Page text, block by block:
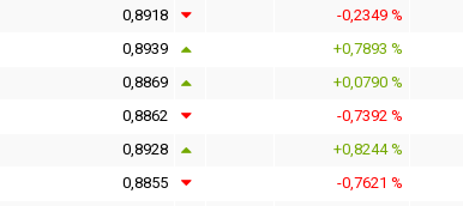
0,8918 -0,2349 %
0,8939 +0,7893 %
0,8869 +0,0790 %
0,8862 -0,7392 %
0,8928 +0,8244 %
0,8855 -0,7621 %